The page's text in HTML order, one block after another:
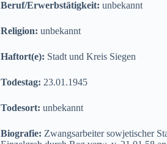
Beruf/Erwerbstätigkeit: unbekannt
Religion: unbekannt
Haftort(e): Stadt und Kreis Siegen
Todestag: 23.01.1945
Todesort: unbekannt
Biografie: Zwangsarbeiter sowjetischer